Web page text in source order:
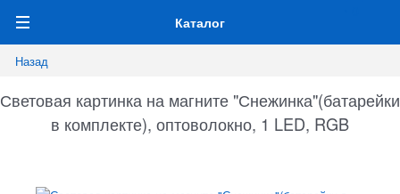
Каталог
Назад
Световая картинка на магните "Снежинка"(батарейки
в комплекте), оптоволокно, 1 LED, RGB